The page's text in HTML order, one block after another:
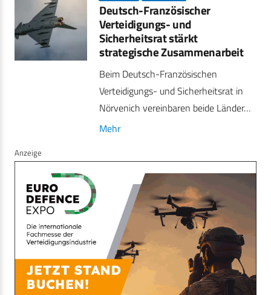
Deutsch-Französischer
Verteidigungs- und
Sicherheitsrat stärkt
strategische Zusammenarbeit
Beim Deutsch-Französischen
Verteidigungs- und Sicherheitsrat in
Nörvenich vereinbaren beide Länder…
Mehr
Anzeige